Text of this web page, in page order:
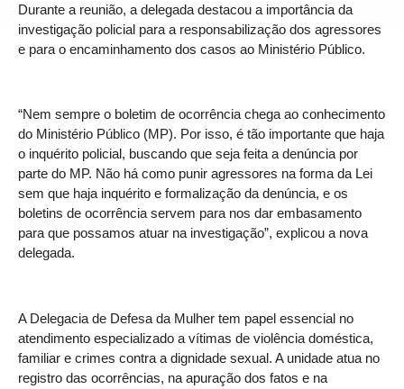
Durante a reunião, a delegada destacou a importância da
investigação policial para a responsabilização dos agressores
e para o encaminhamento dos casos ao Ministério Público.
“Nem sempre o boletim de ocorrência chega ao conhecimento
do Ministério Público (MP). Por isso, é tão importante que haja
o inquérito policial, buscando que seja feita a denúncia por
parte do MP. Não há como punir agressores na forma da Lei
sem que haja inquérito e formalização da denúncia, e os
boletins de ocorrência servem para nos dar embasamento
para que possamos atuar na investigação”, explicou a nova
delegada.
A Delegacia de Defesa da Mulher tem papel essencial no
atendimento especializado a vítimas de violência doméstica,
familiar e crimes contra a dignidade sexual. A unidade atua no
registro das ocorrências, na apuração dos fatos e na